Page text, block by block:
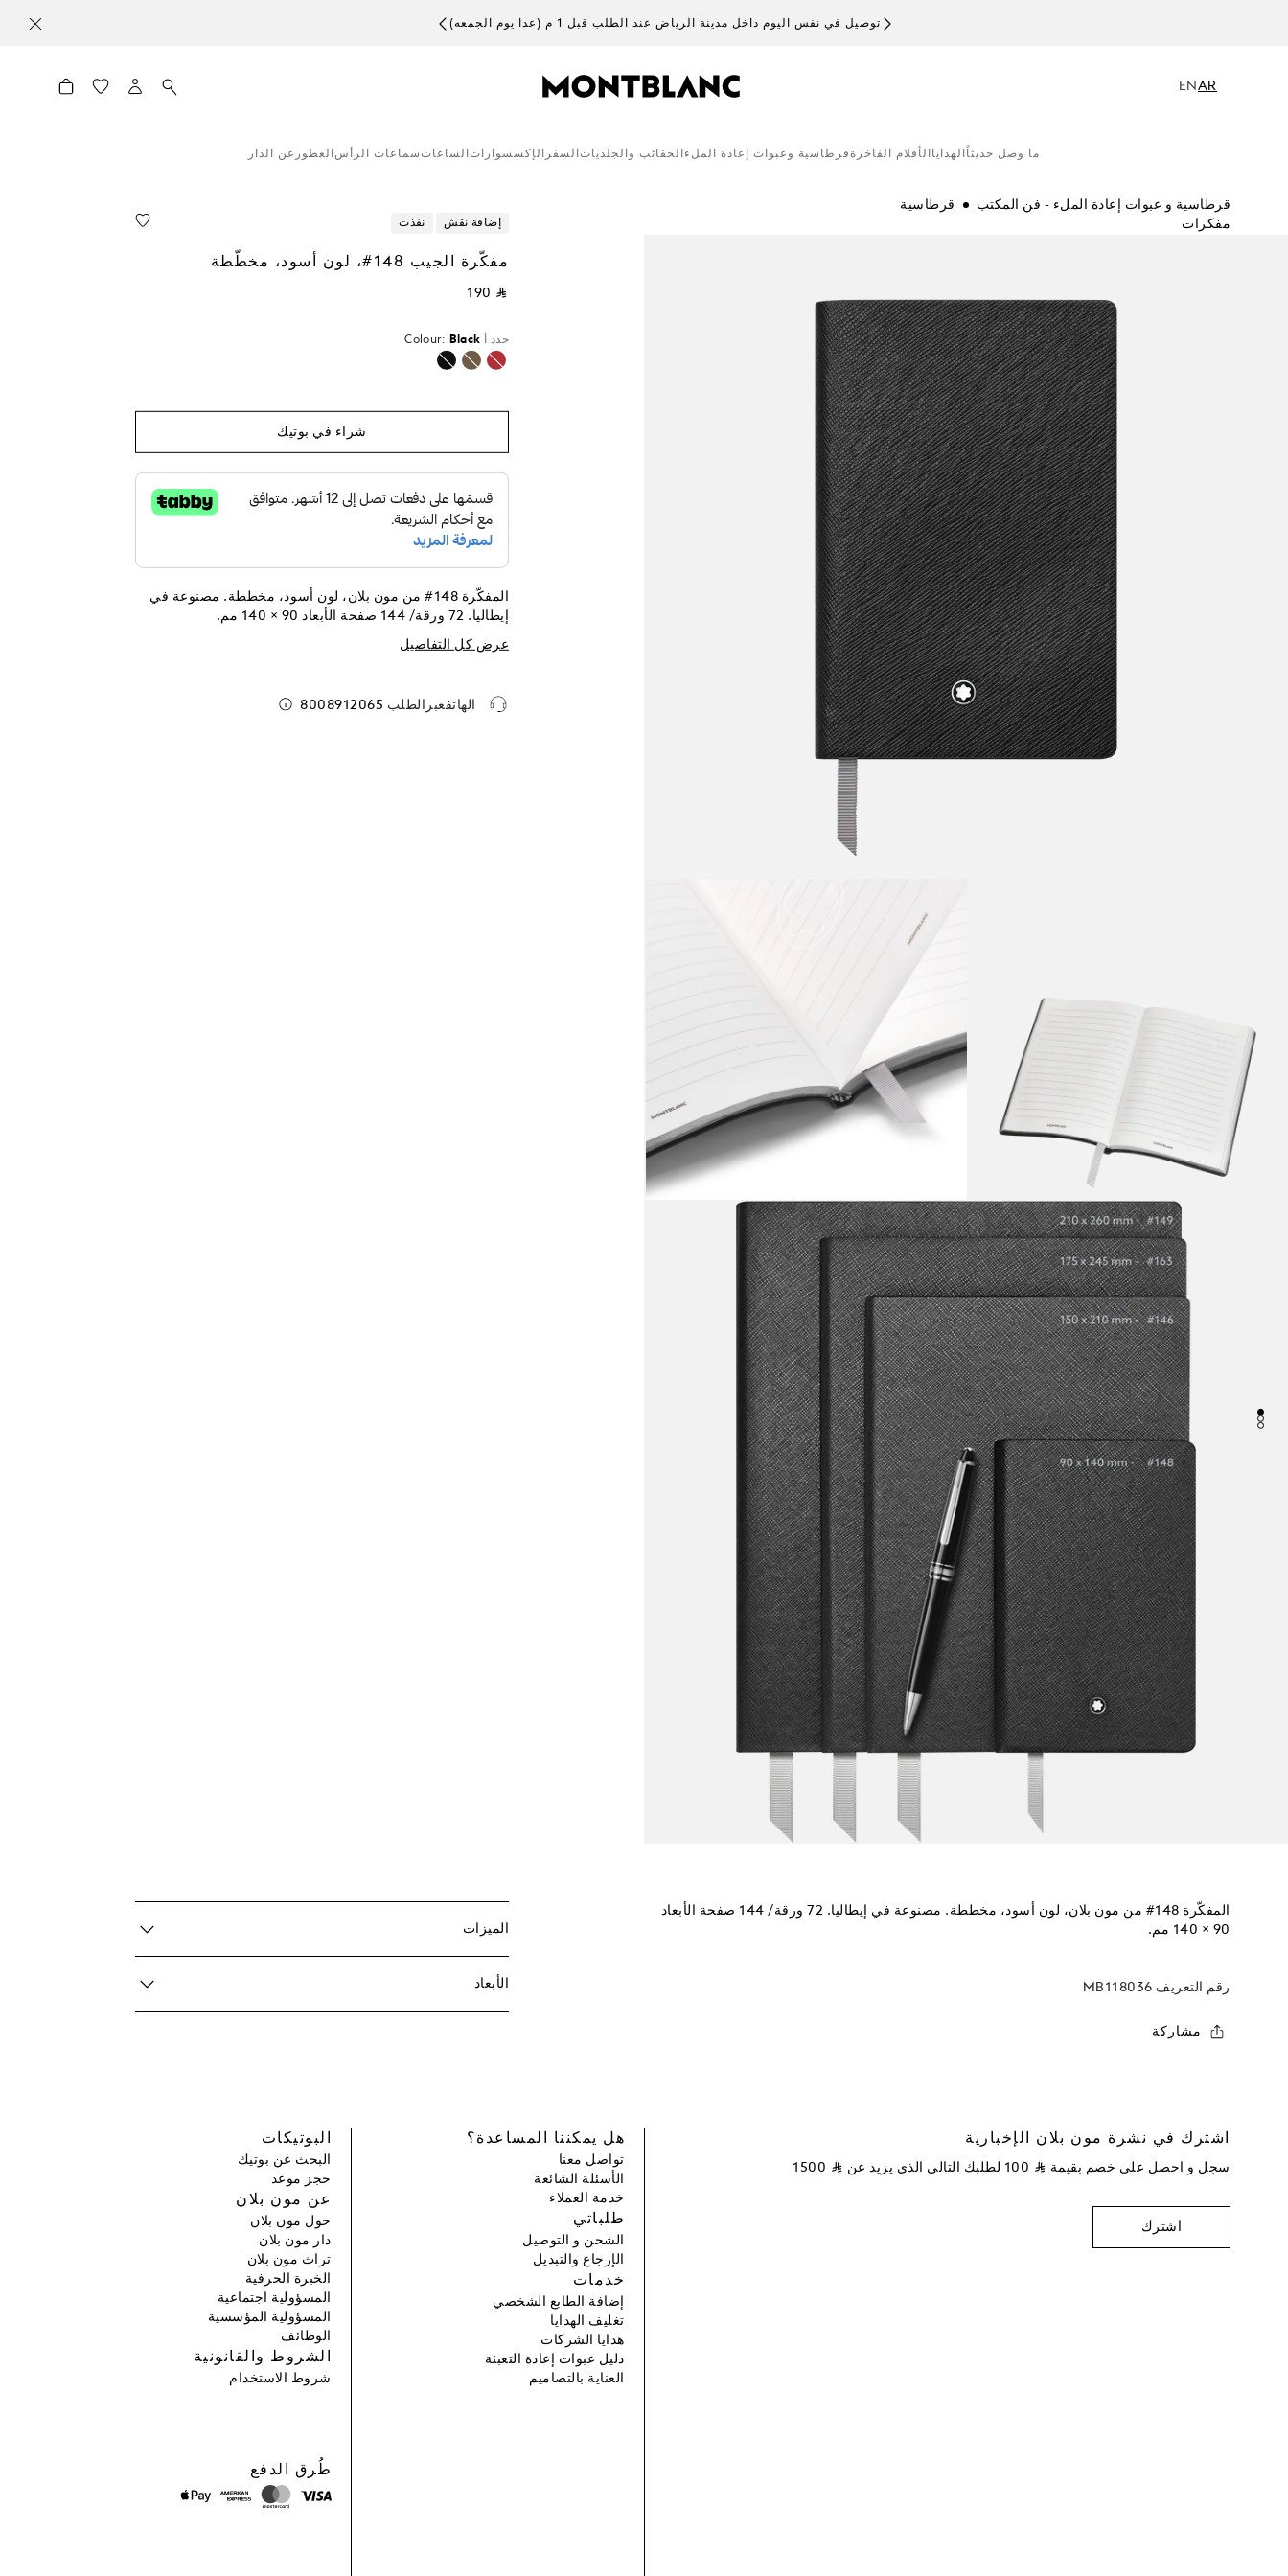
توصيل في نفس اليوم داخل مدينة الرياض عند الطلب قبل 1 م (عدا يوم الجمعه)
AR
EN
ما وصل حديثاً الهدايا الأقلام الفاخرة قرطاسية وعبوات إعادة الملء الحقائب والجلديات السفر الإكسسوارات الساعاتسماعات الرأس العطور عن الدار
قرطاسية و عبوات إعادة الملء - فن المكتب
قرطاسية
مفكرات
إضافة نقش نفذت
مفكّرة الجيب ‎#148، لون أسود، مخطّطة
⃁ 190
حدد أ Colour: Black
محدد
شراء في بوتيك
المفكّرة ‎#148 من مون بلان، لون أسود، مخططة. مصنوعة في
إيطاليا. 72 ورقة/ 144 صفحة الأبعاد 90 × 140 مم.
عرض كل التفاصيل
الهاتفعبرالطلب 8008912065
المفكّرة ‎#148 من مون بلان، لون أسود، مخططة. مصنوعة في إيطاليا. 72 ورقة/ 144 صفحة الأبعاد
90 × 140 مم.
رقم التعريف MB118036
مشاركة
الميزات
الأبعاد
اشترك في نشرة مون بلان الإخبارية
سجل و احصل على خصم بقيمة ⃁ لطلبك التالي الذي يزيد عن ⃁
اشترك
طُرق الدفع
هل يمكننا المساعدة؟
تواصل معنا
الأسئلة الشائعة
خدمة العملاء
طلباتي
الشحن و التوصيل
الإرجاع والتبديل
خدمات
إضافة الطابع الشخصي
تغليف الهدايا
هدايا الشركات
دليل عبوات إعادة التعبئة
العناية بالتصاميم
البوتيكات
البحث عن بوتيك
حجز موعد
عن مون بلان
حول مون بلان
دار مون بلان
تراث مون بلان
الخبرة الحرفية
المسؤولية اجتماعية
المسؤولية المؤسسية
الوظائف
الشروط والقانونية
شروط الاستخدام